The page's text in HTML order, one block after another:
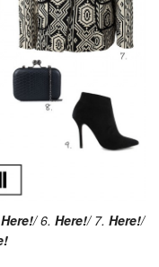
Here!/ 6. Here!/ 7. Here!/